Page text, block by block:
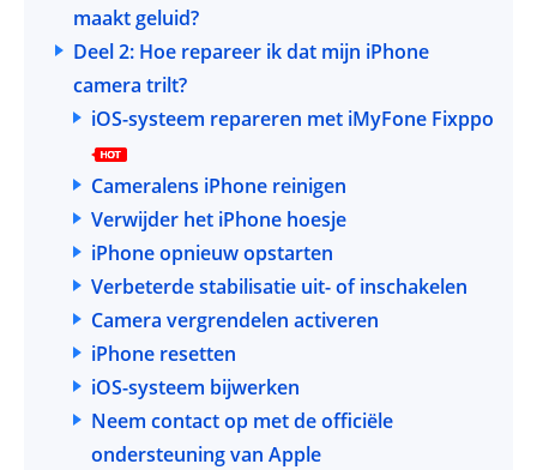
maakt geluid?
Deel 2: Hoe repareer ik dat mijn iPhone
camera trilt?
iOS-systeem repareren met iMyFone Fixppo
Cameralens iPhone reinigen
Verwijder het iPhone hoesje
iPhone opnieuw opstarten
Verbeterde stabilisatie uit- of inschakelen
Camera vergrendelen activeren
iPhone resetten
iOS-systeem bijwerken
Neem contact op met de officiële
ondersteuning van Apple